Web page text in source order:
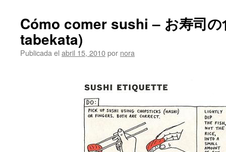
Cómo comer sushi – お寿司
tabekata)
Publicada el abril 15, 2010por nora